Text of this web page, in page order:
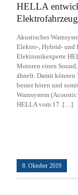
HELLA
Akustisches
Elektro-, Hybrid- und
Elektronikexperte
Motoren einen
ähnelt. Damit können
besser hören und
Warnsystem
HELLA vom 17. […]
8. Oktober 2019